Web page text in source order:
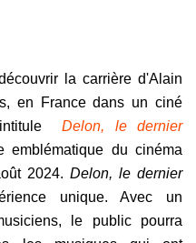
la carrière d'Alain
en France dans un ciné
Delon, le dernier
emblématique du cinéma
2024.Delon, le dernier
unique. Avec un
le public pourra